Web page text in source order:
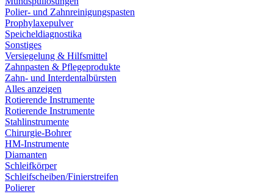
Polier- und Zahnreinigungspasten
Prophylaxepulver
Speicheldiagnostika
Sonstiges
Versiegelung & Hilfsmittel
Zahnpasten & Pflegeprodukte
Zahn- und Interdentalbürsten
Alles anzeigen
Rotierende Instrumente
Rotierende Instrumente
Stahlinstrumente
Chirurgie-Bohrer
HM-Instrumente
Diamanten
Schleifkörper
Schleifscheiben/Finierstreifen
Polierer